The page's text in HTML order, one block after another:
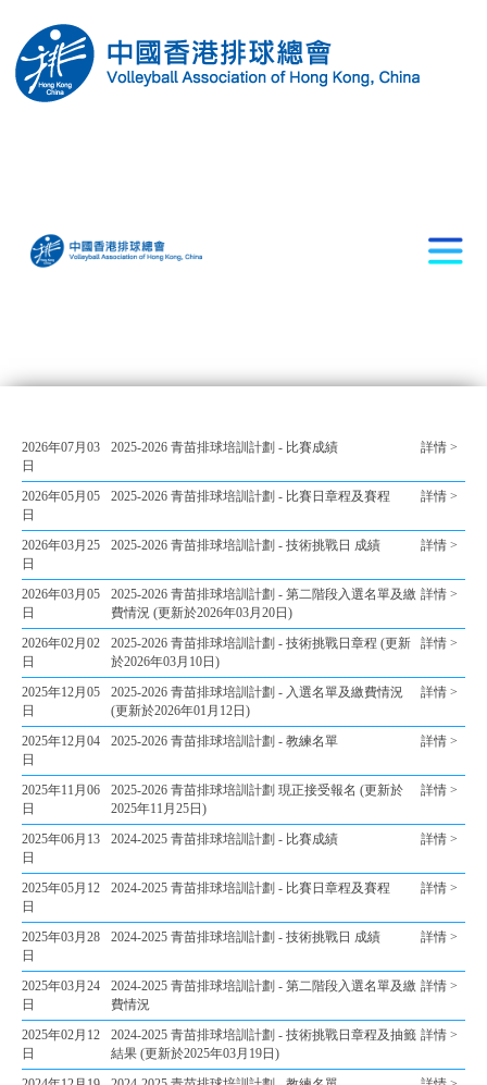
2026年07月03
日
2025-2026 青苗排球培訓計劃 - 比賽成績 詳情 >
2026年05月05
日
2025-2026 青苗排球培訓計劃 - 比賽日章程及賽程 詳情 >
2026年03月25
日
2025-2026 青苗排球培訓計劃 - 技術挑戰日 成績 詳情 >
2026年03月05
日
2025-2026 青苗排球培訓計劃 - 第二階段入選名單及繳
費情況 (更新於2026年03月20日)
詳情 >
2026年02月02
日
2025-2026 青苗排球培訓計劃 - 技術挑戰日章程 (更新
於2026年03月10日)
詳情 >
2025年12月05
日
2025-2026 青苗排球培訓計劃 - 入選名單及繳費情況
(更新於2026年01月12日)
詳情 >
2025年12月04
日
2025-2026 青苗排球培訓計劃 - 教練名單 詳情 >
2025年11月06
日
2025-2026 青苗排球培訓計劃 現正接受報名 (更新於
2025年11月25日)
詳情 >
2025年06月13
日
2024-2025 青苗排球培訓計劃 - 比賽成績 詳情 >
2025年05月12
日
2024-2025 青苗排球培訓計劃 - 比賽日章程及賽程 詳情 >
2025年03月28
日
2024-2025 青苗排球培訓計劃 - 技術挑戰日 成績 詳情 >
2025年03月24
日
2024-2025 青苗排球培訓計劃 - 第二階段入選名單及繳
費情況
詳情 >
2025年02月12
日
2024-2025 青苗排球培訓計劃 - 技術挑戰日章程及抽籤
結果 (更新於2025年03月19日)
詳情 >